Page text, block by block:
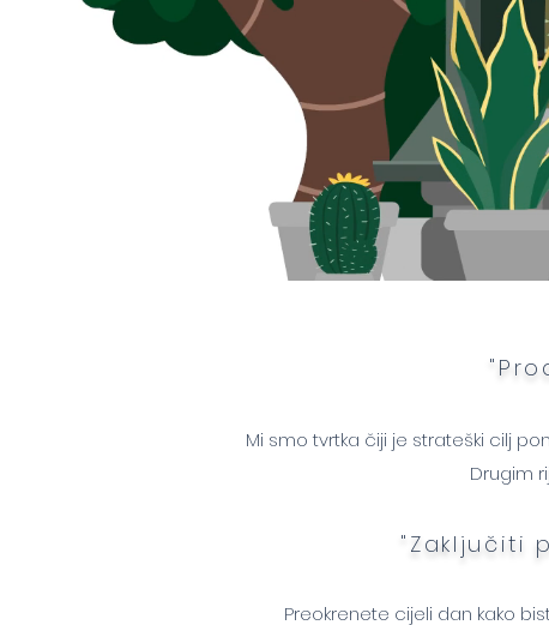
Mi smo tvrtka čiji je strateški cilj
Drugim
"Zaključiti
Preokrenete cijeli dan kako